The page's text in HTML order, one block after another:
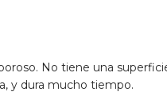
No tiene una
y dura mucho tiempo.